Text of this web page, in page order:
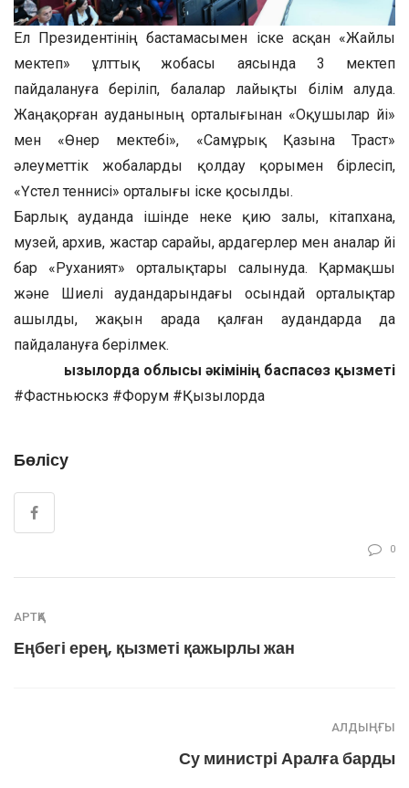
Ел Президентінің бастамасымен іске асқан «Жайлы
мектеп» ұлттық жобасы аясында 3 мектеп
пайдалануға беріліп, балалар лайықты білім алуда.
Жаңақорған ауданының орталығынан «Оқушылар үйі»
мен «Өнер мектебі», «Самұрық Қазына Траст»
әлеуметтік жобаларды қолдау қорымен бірлесіп,
«Үстел теннисі» орталығы іске қосылды.
Барлық ауданда ішінде неке қию залы, кітапхана,
музей, архив, жастар сарайы, ардагерлер мен аналар үйі
бар «Руханият» орталықтары салынуда. Қармақшы
және Шиелі аудандарындағы осындай орталықтар
ашылды, жақын арада қалған аудандарда да
пайдалануға берілмек.
Қызылорда облысы әкімінің баспасөз қызметі
#Фастньюскз #Форум #Қызылорда
Бөлісу
0
АРТҚА
Еңбегі ерең, қызметі қажырлы жан
АЛДЫҢҒЫ
Су министрі Аралға барды